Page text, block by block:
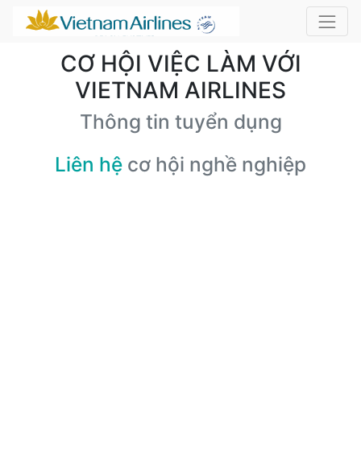
CƠ HỘI VIỆC LÀM VỚI
VIETNAM AIRLINES
Thông tin tuyển dụng
Liên hệ cơ hội nghề nghiệp